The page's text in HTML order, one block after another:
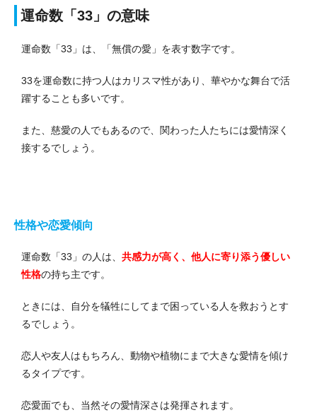
運命数「33」の意味
運命数「33」は、「無償の愛」を表す数字です。
33を運命数に持つ人はカリスマ性があり、華やかな舞台で活
躍することも多いです。
また、慈愛の人でもあるので、関わった人たちには愛情深く
接するでしょう。
性格や恋愛傾向
運命数「33」の人は、 共感力が高く、他人に寄り添う優しい
性格の持ち主です。
ときには、自分を犠牲にしてまで困っている人を救おうとす
るでしょう。
恋人や友人はもちろん、動物や植物にまで大きな愛情を傾け
るタイプです。
恋愛面でも、当然その愛情深さは発揮されます。